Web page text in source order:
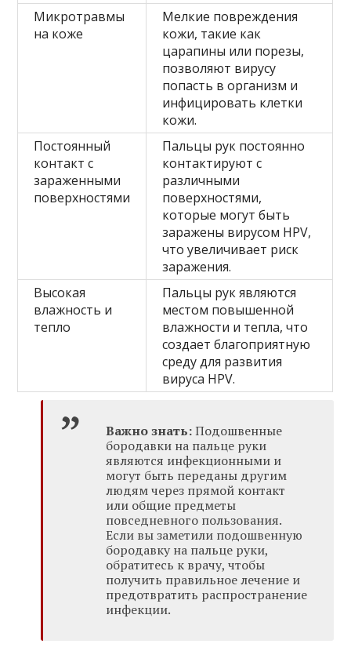
Микротравмы
на коже
Мелкие повреждения
кожи, такие как
царапины или порезы,
позволяют вирусу
попасть в организм и
инфицировать клетки
кожи.
Постоянный
контакт с
зараженными
поверхностями
Пальцы рук постоянно
контактируют с
различными
поверхностями,
которые могут быть
заражены вирусом HPV,
что увеличивает риск
заражения.
Высокая
влажность и
тепло
Пальцы рук являются
местом повышенной
влажности и тепла, что
создает благоприятную
среду для развития
вируса HPV.
Важно знать:Подошвенные
бородавки на пальце руки
являются инфекционными и
могут быть переданы другим
людям через прямой контакт
или общие предметы
повседневного пользования.
Если вы заметили подошвенную
бородавку на пальце руки,
обратитесь к врачу, чтобы
получить правильное лечение и
предотвратить распространение
инфекции.